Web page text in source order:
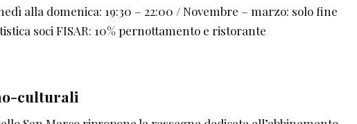
alla domenica: 19:30 – 22:00 / Novembre – marzo: solo fine
soci FISAR: 10% pernottamento e ristorante
culturali